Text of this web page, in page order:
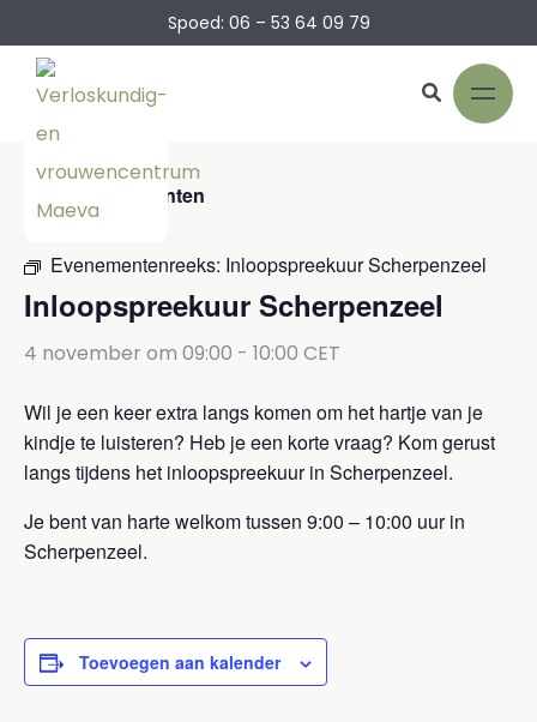
Spoed: 06 – 53 64 09 79
« Alle Evenementen
Evenementenreeks: Inloopspreekuur Scherpenzeel
Inloopspreekuur Scherpenzeel
4 november om 09:00 - 10:00 CET
Wil je een keer extra langs komen om het hartje van je
kindje te luisteren? Heb je een korte vraag? Kom gerust
langs tijdens het inloopspreekuur in Scherpenzeel.
Je bent van harte welkom tussen 9:00 – 10:00 uur in
Scherpenzeel.
Toevoegen aan kalender